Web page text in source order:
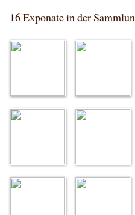
16 Exponate in der